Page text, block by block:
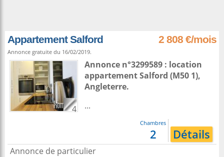
Appartement Salford 2 808 €/mois
Annonce gratuite du 16/02/2019.
4
Annonce n°3299589 : location
appartementSalford (M50 1),
Angleterre.
...
Chambres
2 Détails
Annonce de particulier